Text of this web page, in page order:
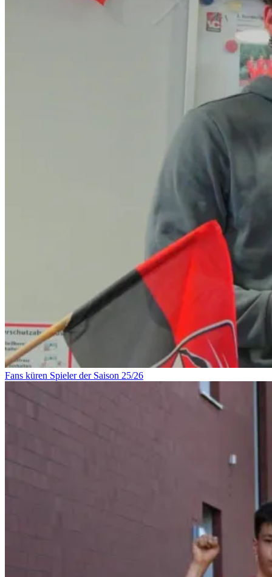
Fans küren Spieler der Saison 25/26